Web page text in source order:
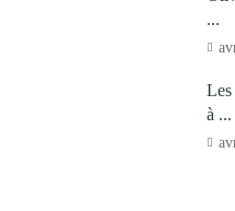
...
Les
à ...